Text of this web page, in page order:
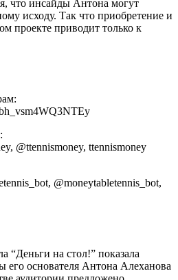
что инсайды Антона могут
исходу. Так что приобретение и
проекте приводит только к
@ttennismoney, ttennismoney
@moneytabletennis_bot,
“Деньги на стол!” показала
его основателя Антона Алеханова